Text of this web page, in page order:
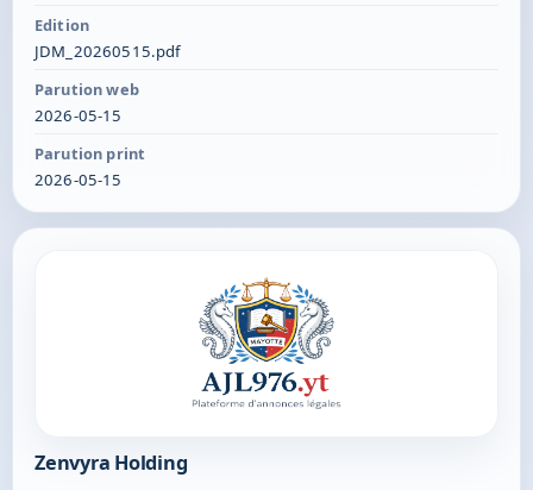
constituer ; la gestion desdits titres financiers, valeurs
mobilières, participations directes ou indirectes, droits
acte lié directement ou indirectement à la gestion de
son patrimoine ; toutes prestations de services en
matière commerciale, administrative, financière ou
autres ; Président : Thomas POMARES, 135 RTE DE
Edition
JDM_20260515.pdf
Parution web
2026-05-15
Parution print
2026-05-15
Zenvyra Holding